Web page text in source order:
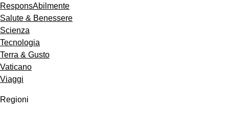
ResponsAbilmente
Salute & Benessere
Scienza
Tecnologia
Terra & Gusto
Vaticano
Viaggi
Regioni